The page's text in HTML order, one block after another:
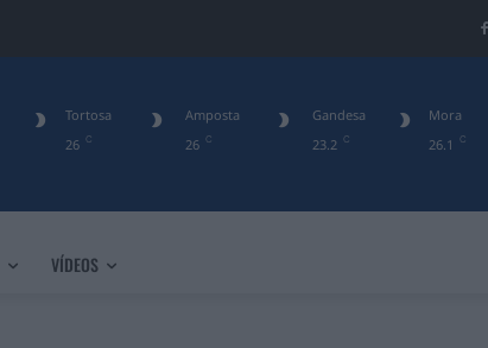
26 C
Tortosa
26 C
Amposta
23.2 C
Gandesa
26.1
C
Mora
VÍDEOS